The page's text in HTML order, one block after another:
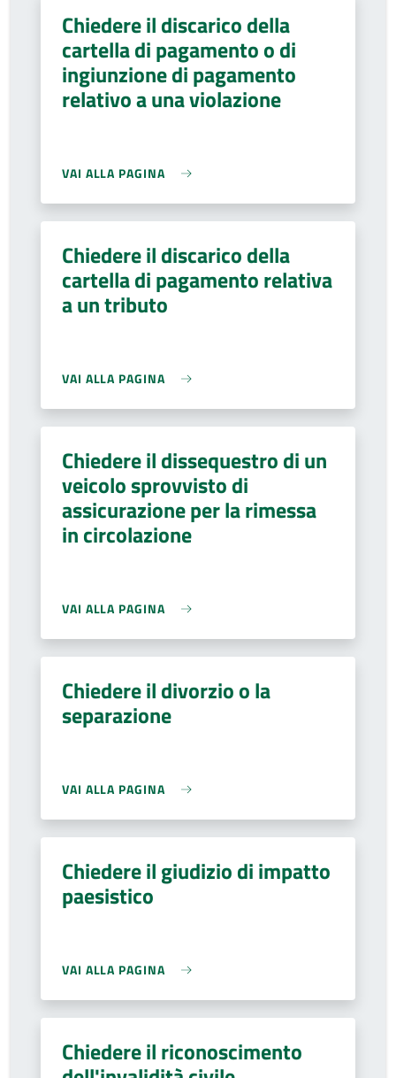
Chiedere il discarico della
cartella di pagamento o di
ingiunzione di pagamento
relativo a una violazione
VAI ALLA PAGINA
Chiedere il discarico della
cartella di pagamento relativa
a un tributo
VAI ALLA PAGINA
Chiedere il dissequestro di un
veicolo sprovvisto di
assicurazione per la rimessa
in circolazione
VAI ALLA PAGINA
Chiedere il divorzio o la
separazione
VAI ALLA PAGINA
Chiedere il giudizio di impatto
paesistico
VAI ALLA PAGINA
Chiedere il riconoscimento